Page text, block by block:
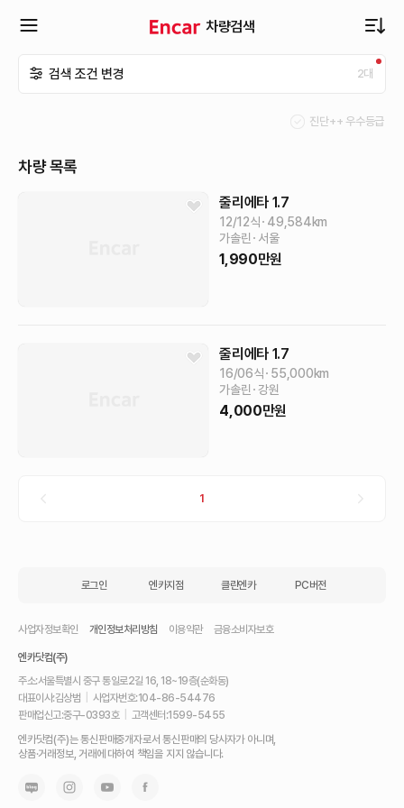
차량검색
검색 조건 변경 2대
진단++ 우수등급
차량 목록
줄리에타 1.7
12/12식 49,584km
가솔린
서울
1,990만원
줄리에타 1.7
16/06식 55,000km
가솔린 강원
4,000만원
1
로그인 엔카지점 클린엔카 PC버전
사업자정보확인 개인정보처리방침 이용약관 금융소비자보호
엔카닷컴(주)
주소:서울특별시 중구 통일로2길 16, 18~19층(순화동)
대표이사:김상범 사업자번호:104-86-54476
판매업신고:중구-0393호 고객센터:1599-5455
차
를
고
엔카닷컴(주)는 통신판매중개자로서 통신판매의 당사자가 아니며,
상품·거래정보, 거래에 대하여 책임을 지지 않습니다.